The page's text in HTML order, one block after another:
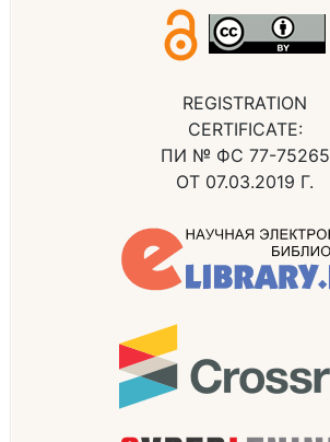
REGISTRATION
CERTIFICATE:
ПИ № ФС 77-75265
ОТ 07.03.2019 Г.